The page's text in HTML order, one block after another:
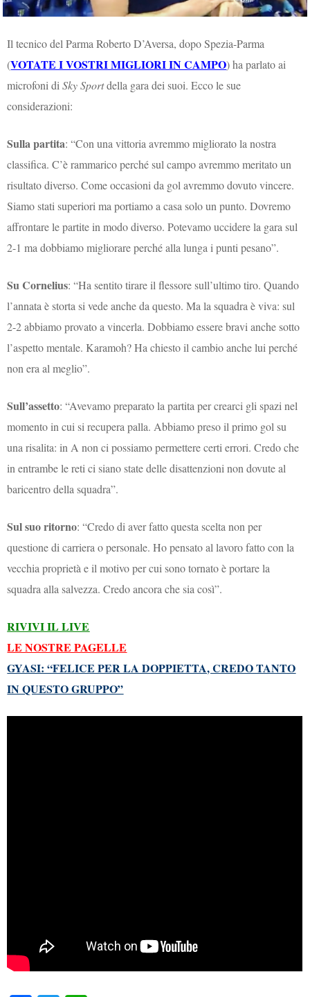
Il tecnico del Parma Roberto D’Aversa, dopo Spezia-Parma
(VOTATE I VOSTRI MIGLIORI IN CAMPO) ha parlato ai
microfoni diSky Sportdella gara dei suoi. Ecco le sue
considerazioni:
Sulla partita: “Con una vittoria avremmo migliorato la nostra
classifica. C’è rammarico perché sul campo avremmo meritato un
risultato diverso. Come occasioni da gol avremmo dovuto vincere.
Siamo stati superiori ma portiamo a casa solo un punto. Dovremo
affrontare le partite in modo diverso. Potevamo uccidere la gara sul
2-1 ma dobbiamo migliorare perché alla lunga i punti pesano”.
Su Cornelius: “Ha sentito tirare il flessore sull’ultimo tiro. Quando
l’annata è storta si vede anche da questo. Ma la squadra è viva: sul
2-2 abbiamo provato a vincerla. Dobbiamo essere bravi anche sotto
l’aspetto mentale. Karamoh? Ha chiesto il cambio anche lui perché
non era al meglio”.
Sull’assetto: “Avevamo preparato la partita per crearci gli spazi nel
momento in cui si recupera palla. Abbiamo preso il primo gol su
una risalita: in A non ci possiamo permettere certi errori. Credo che
in entrambe le reti ci siano state delle disattenzioni non dovute al
baricentro della squadra”.
Sul suo ritorno: “Credo di aver fatto questa scelta non per
questione di carriera o personale. Ho pensato al lavoro fatto con la
vecchia proprietà e il motivo per cui sono tornato è portare la
squadra alla salvezza. Credo ancora che sia così”.
RIVIVI IL LIVE
LE NOSTRE PAGELLE
GYASI: “FELICE PER LA DOPPIETTA, CREDO TANTO
IN QUESTO GRUPPO”